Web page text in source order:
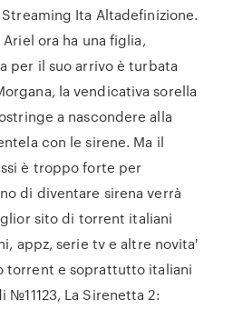
Ita Altadefinizione.
ora ha una figlia,
per il suo arrivo è turbata
la vendicativa sorella
a nascondere alla
con le sirene. Ma il
è troppo forte per
di diventare sirena verrà
sito di torrent italiani
appz, serie tv e altre novita'
torrent e soprattutto italiani
№11123, La Sirenetta 2: